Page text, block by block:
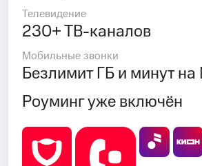
Телевидение
230+ ТВ-каналов
Мобильные звонки
Безлимит ГБ и минут
Роуминг уже включён